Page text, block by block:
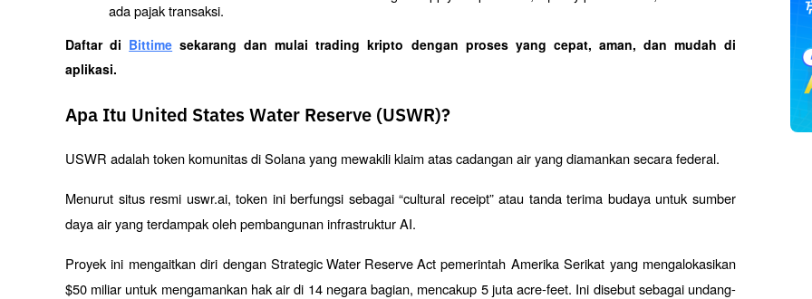
ada pajak transaksi.
Daftar di Bittime sekarang dan mulai trading kripto dengan proses yang cepat, aman, dan mudah di
aplikasi.
Apa Itu United States Water Reserve (USWR)?
USWR adalah token komunitas di Solana yang mewakili klaim atas cadangan air yang diamankan secara federal.
Menurut situs resmi uswr.ai, token ini berfungsi sebagai “cultural receipt” atau tanda terima budaya untuk sumber
daya air yang terdampak oleh pembangunan infrastruktur AI.
Proyek ini mengaitkan diri dengan Strategic Water Reserve Act pemerintah Amerika Serikat yang mengalokasikan
$50 miliar untuk mengamankan hak air di 14 negara bagian, mencakup 5 juta acre-feet. Ini disebut sebagai undang-